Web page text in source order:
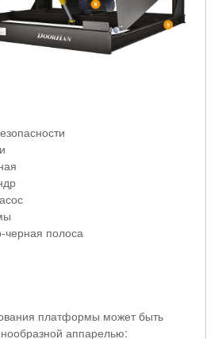
черная полоса
платформы может быть
аппарелью: